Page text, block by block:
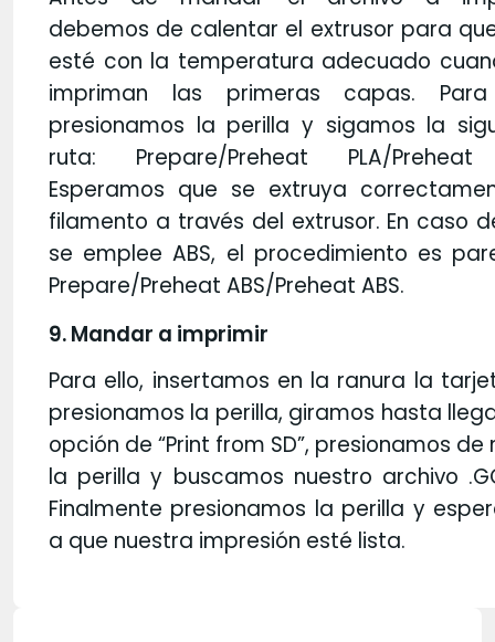
debemos de calentar el extrusor para
esté con la temperatura adecuado
impriman las primeras capas.
presionamos la perilla y sigamos la
ruta: Prepare/Preheat PLA/Preheat
Esperamos que se extruya
filamento a través del extrusor. En caso
se emplee ABS, el procedimiento es
Prepare/Preheat ABS/Preheat ABS.
9. Mandar a imprimir
Para ello, insertamos en la ranura la
presionamos la perilla, giramos hasta
opción de “Print from SD”, presionamos de
la perilla y buscamos nuestro archivo
Finalmente presionamos la perilla y
a que nuestra impresión esté lista.